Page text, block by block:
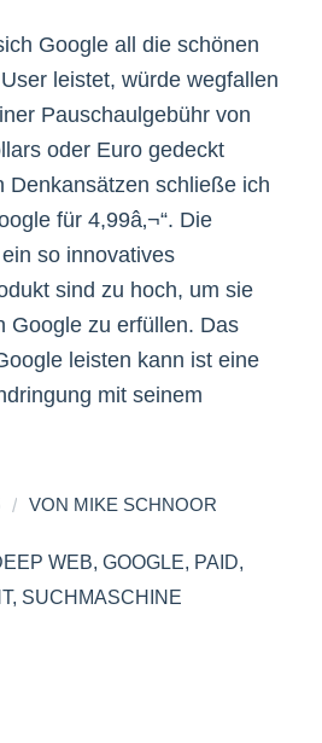
Google all die schönen
leistet, würde wegfallen
Pauschaulgebühr von
oder Euro gedeckt
Denkansätzen schließe ich
für 4,99â‚¬“. Die
so innovatives
sind zu hoch, um sie
Google zu erfüllen. Das
leisten kann ist eine
mit seinem
/ VON MIKE SCHNOOR
WEB, GOOGLE, PAID,
, SUCHMASCHINE